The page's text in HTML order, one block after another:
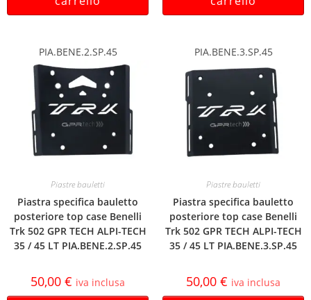
PIA.BENE.2.SP.45
Piastre bauletti
Piastra specifica bauletto
posteriore top case Benelli
Trk 502 GPR TECH ALPI-TECH
35 / 45 LT PIA.BENE.2.SP.45
50,00 € iva inclusa
PIA.BENE.3.SP.45
Piastre bauletti
Piastra specifica bauletto
posteriore top case Benelli
Trk 502 GPR TECH ALPI-TECH
35 / 45 LT PIA.BENE.3.SP.45
50,00 € iva inclusa